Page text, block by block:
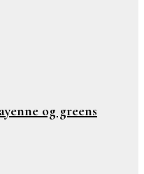
og greens